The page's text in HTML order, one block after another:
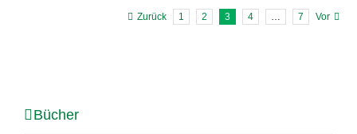
Zurück 1 2 3 4 7 Vor
Bücher